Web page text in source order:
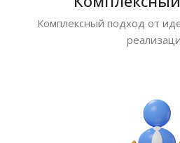
Комплексный подход от